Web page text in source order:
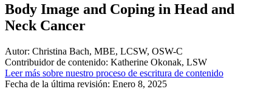
Body Image and Coping in Head and
Neck Cancer
Autor: Christina Bach, MBE, LCSW, OSW-C
Contribuidor de contenido: Katherine Okonak, LSW
Leer más sobre nuestro proceso de escritura de contenido
Fecha de la última revisión: Enero 8, 2025